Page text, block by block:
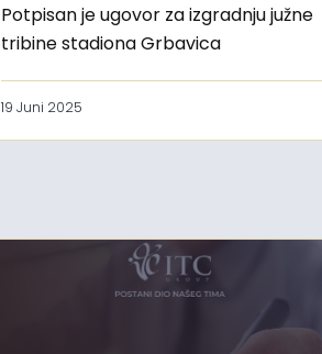
Potpisan je ugovor za izgradnju južne
tribine stadiona Grbavica
19 Juni 2025